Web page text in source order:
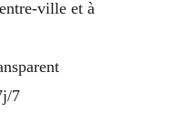
ville et à
7